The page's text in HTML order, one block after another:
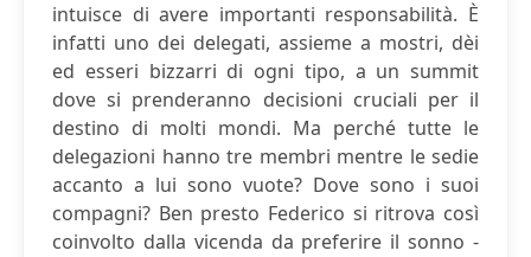
intuisce di avere importanti responsabilità. È
infatti uno dei delegati, assieme a mostri, dèi
ed esseri bizzarri di ogni tipo, a un summit
dove si prenderanno decisioni cruciali per il
destino di molti mondi. Ma perché tutte le
delegazioni hanno tre membri mentre le sedie
accanto a lui sono vuote? Dove sono i suoi
compagni? Ben presto Federico si ritrova così
coinvolto dalla vicenda da preferire il sonno -